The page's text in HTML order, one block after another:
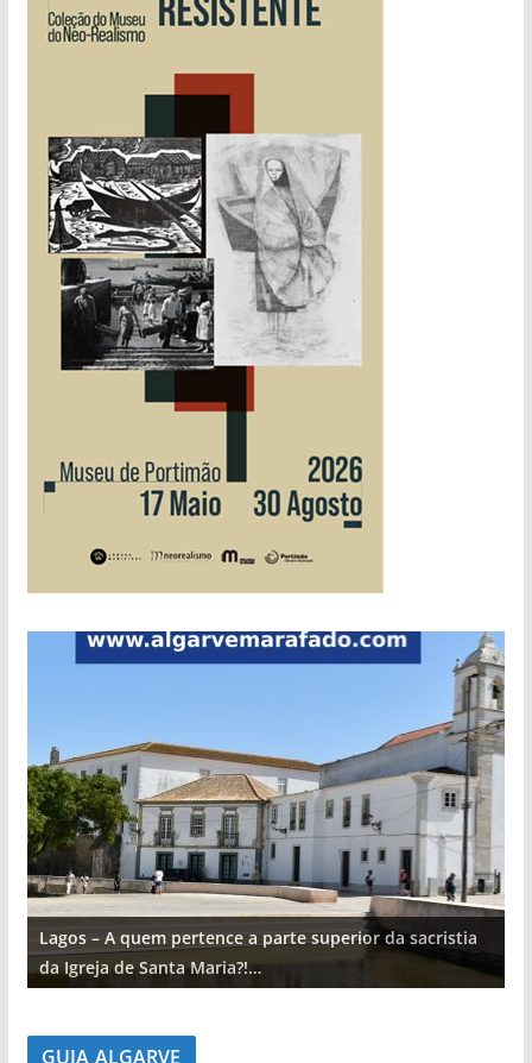
Lagos – A quem pertence a parte superior da sacristia
da Igreja de Santa Maria?!…
GUIA ALGARVE